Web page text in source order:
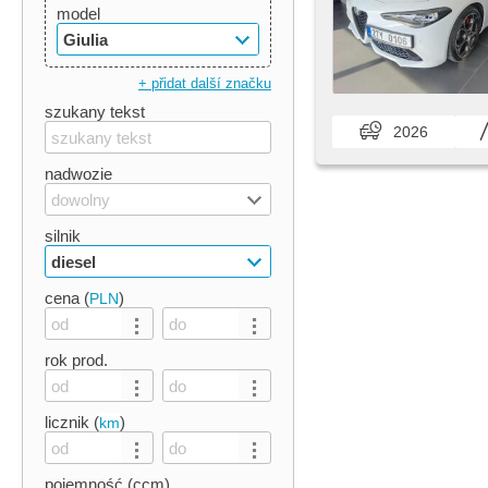
model
Giulia
+ přidat další značku
szukany tekst
nadwozie
dowolny
silnik
diesel
cena (PLN)
rok prod.
licznik (km)
pojemność (ccm)
2026